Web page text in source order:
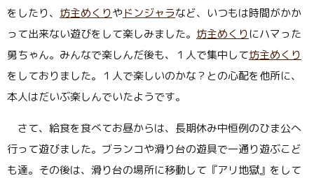
をしたり、 坊主めくりやドンジャラなど、いつもは時間がかか
って出来ない遊びをして楽しみました。 坊主めくりにハマった
勇ちゃん。みんなで楽しんだ後も、１人で集中して坊主めくり
をしておりました。１人で楽しいのかな？との心配を他所に、
本人はだいぶ楽しんでいたようです。
さて、給食を食べてお昼からは、長期休み中恒例のひま公へ
行って遊びました。ブランコや滑り台の遊具で一通り遊ぶこど
も達。その後は、滑り台の場所に移動して『アリ地獄』をして